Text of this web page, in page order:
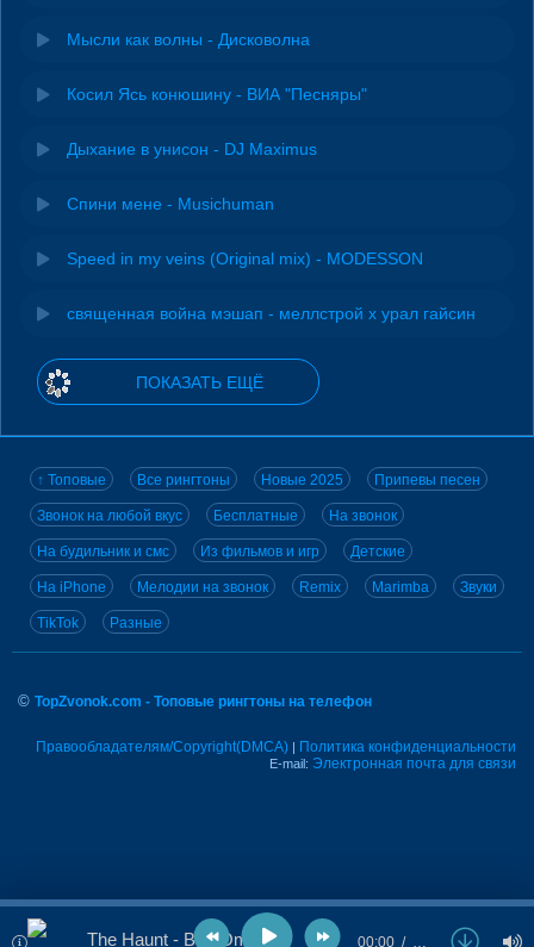
Мысли как волны - Дисковолна
Косил Ясь конюшину - ВИА "Песняры"
Дыхание в унисон - DJ Maximus
Спини мене - Musichuman
Speed in my veins (Original mix) - MODESSON
священная война мэшап - меллстрой х урал гайсин
ПОКАЗАТЬ ЕЩЁ
↑ Топовые Все рингтоны Новые 2025 Припевы песен
Звонок на любой вкус Бесплатные На звонок
На будильник и смс Из фильмов и игр Детские
На iPhone Мелодии на звонок Remix Marimba Звуки
TikTok Разные
© TopZvonok.com - Топовые рингтоны на телефон
Правообладателям/Copyright(DMCA) | Политика конфиденциальности
E-mail: Электронная почта для связи
The Haunt - Bad Omen 00:00 …